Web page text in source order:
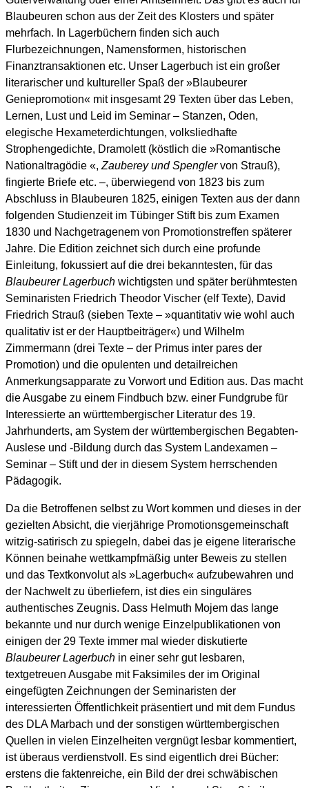
Blaubeuren schon aus der Zeit des Klosters und später
mehrfach. In Lagerbüchern finden sich auch
Flurbezeichnungen, Namensformen, historischen
Finanztransaktionen etc. Unser Lagerbuch ist ein großer
literarischer und kultureller Spaß der »Blaubeurer
Geniepromotion« mit insgesamt 29 Texten über das Leben,
Lernen, Lust und Leid im Seminar – Stanzen, Oden,
elegische Hexameterdichtungen, volksliedhafte
Strophengedichte, Dramolett (köstlich die »Romantische
Nationaltragödie «, Zauberey und Spenglervon Strauß),
fingierte Briefe etc. –, überwiegend von 1823 bis zum
Abschluss in Blaubeuren 1825, einigen Texten aus der dann
folgenden Studienzeit im Tübinger Stift bis zum Examen
1830 und Nachgetragenem von Promotionstreffen späterer
Jahre. Die Edition zeichnet sich durch eine profunde
Einleitung, fokussiert auf die drei bekanntesten, für das
Blaubeurer Lagerbuch wichtigsten und später berühmtesten
Seminaristen Friedrich Theodor Vischer (elf Texte), David
Friedrich Strauß (sieben Texte – »quantitativ wie wohl auch
qualitativ ist er der Hauptbeiträger«) und Wilhelm
Zimmermann (drei Texte – der Primus inter pares der
Promotion) und die opulenten und detailreichen
Anmerkungsapparate zu Vorwort und Edition aus. Das macht
die Ausgabe zu einem Findbuch bzw. einer Fundgrube für
Interessierte an württembergischer Literatur des 19.
Jahrhunderts, am System der württembergischen Begabten-
Auslese und -Bildung durch das System Landexamen –
Seminar – Stift und der in diesem System herrschenden
Pädagogik.
Da die Betroffenen selbst zu Wort kommen und dieses in der
gezielten Absicht, die vierjährige Promotionsgemeinschaft
witzig-satirisch zu spiegeln, dabei das je eigene literarische
Können beinahe wettkampfmäßig unter Beweis zu stellen
und das Textkonvolut als »Lagerbuch« aufzubewahren und
der Nachwelt zu überliefern, ist dies ein singuläres
authentisches Zeugnis. Dass Helmuth Mojem das lange
bekannte und nur durch wenige Einzelpublikationen von
einigen der 29 Texte immer mal wieder diskutierte
Blaubeurer Lagerbuch in einer sehr gut lesbaren,
textgetreuen Ausgabe mit Faksimiles der im Original
eingefügten Zeichnungen der Seminaristen der
interessierten Öffentlichkeit präsentiert und mit dem Fundus
des DLA Marbach und der sonstigen württembergischen
Quellen in vielen Einzelheiten vergnügt lesbar kommentiert,
ist überaus verdienstvoll. Es sind eigentlich drei Bücher:
erstens die faktenreiche, ein Bild der drei schwäbischen